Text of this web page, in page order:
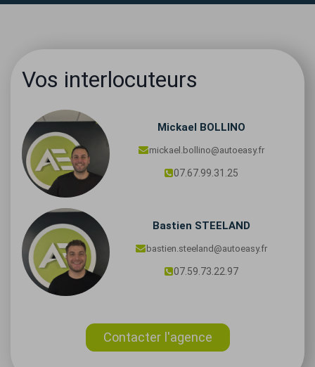
Vos interlocuteurs
Mickael BOLLINO
mickael.bollino@autoeasy.fr
07.67.99.31.25
Bastien STEELAND
bastien.steeland@autoeasy.fr
07.59.73.22.97
Contacter l'agence